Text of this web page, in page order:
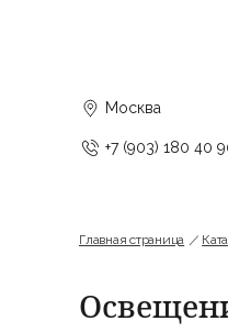
Москва
+7 (903) 180 40
Главная страница